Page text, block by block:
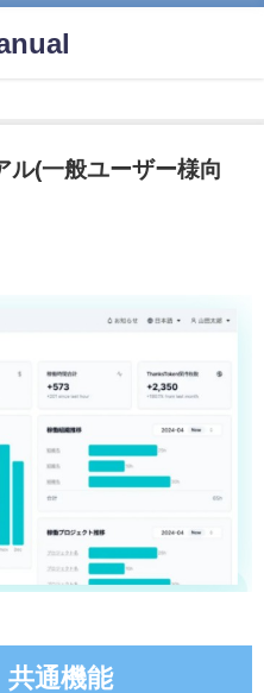
(一般ユーザー様向
共通機能